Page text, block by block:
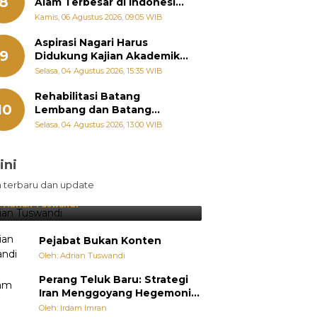
Groundbreaking September
Kamis, 06 Agustus 2026, 09:05 WIB
9
Aspirasi Nagari Harus
Didukung Kajian Akademik,
Zigo Rolanda: Agar Mudah
Kementerian
Selasa, 04 Agustus 2026, 15:35 WIB
Rehabilitasi Batang
Lembang dan Batang
Gawan Segera Dimulai, Zigo
Selasa, 04 Agustus 2026, 13:00 WIB
terbaru dan update
Lebih Diunggulkan, tetapi
Selalu Punya Cara Membuat
Adrian Tuswandi
Pejabat Bukan Konten
Oleh: Adrian Tuswandi
Perang Teluk Baru: Strategi
Iran Menggoyang Hegemoni
AS dari Dalam
Oleh: Irdam Imran